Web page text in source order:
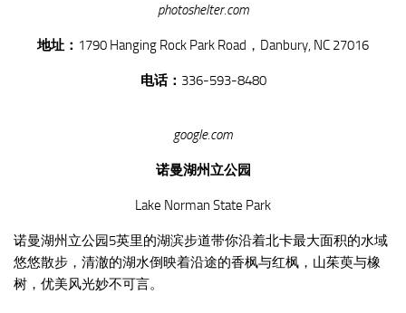
photoshelter.com
地址： 1790 Hanging Rock Park Road，Danbury, NC 27016
电话： 336-593-8480
google.com
诺曼湖州立公园
Lake Norman State Park
诺曼湖州立公园5英里的湖滨步道带你沿着北卡最大面积的水域
悠悠散步，清澈的湖水倒映着沿途的香枫与红枫，山茱萸与橡
树，优美风光妙不可言。